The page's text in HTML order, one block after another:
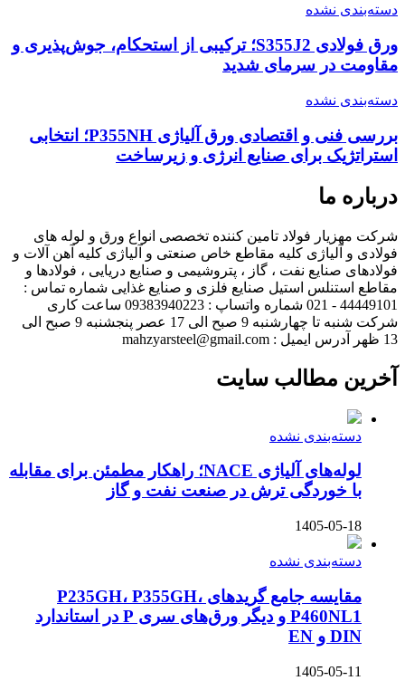
دسته‌بندی نشده
ورق فولادی S355J2؛ ترکیبی از استحکام، جوش‌پذیری و
مقاومت در سرمای شدید
دسته‌بندی نشده
بررسی فنی و اقتصادی ورق آلیاژی P355NH؛ انتخابی
استراتژیک برای صنایع انرژی و زیرساخت
درباره ما
شرکت مهزیار فولاد تامین کننده تخصصی انواع ورق و لوله های
فولادی و آلیاژی کلیه مقاطع خاص صنعتی و آلیاژی کلیه آهن آلات و
فولادهای صنایع نفت ، گاز ، پتروشیمی و صنایع دریایی ، فولادها و
مقاطع استنلس استیل صنایع فلزی و صنایع غذایی شماره تماس :
44449101 - 021 شماره واتساپ : 09383940223 ساعت کاری
شرکت شنبه تا چهارشنبه 9 صبح الی 17 عصر پنجشنبه 9 صبح الی
13 ظهر آدرس ایمیل : mahzyarsteel@gmail.com
آخرین مطالب سایت
دسته‌بندی نشده
لوله‌های آلیاژی NACE؛ راهکار مطمئن برای مقابله
با خوردگی ترش در صنعت نفت و گاز
1405-05-18
دسته‌بندی نشده
مقایسه جامع گریدهای P235GH، P355GH،
P460NL1 و دیگر ورق‌های سری P در استاندارد
DIN و EN
1405-05-11